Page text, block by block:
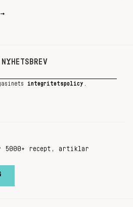
integritetspolicy
recept, artiklar